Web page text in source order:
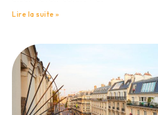
Lire la suite »